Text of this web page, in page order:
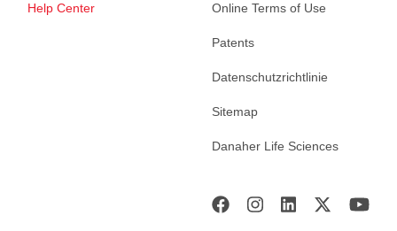
Help Center Online Terms of Use
Patents
Datenschutzrichtlinie
Sitemap
Danaher Life Sciences